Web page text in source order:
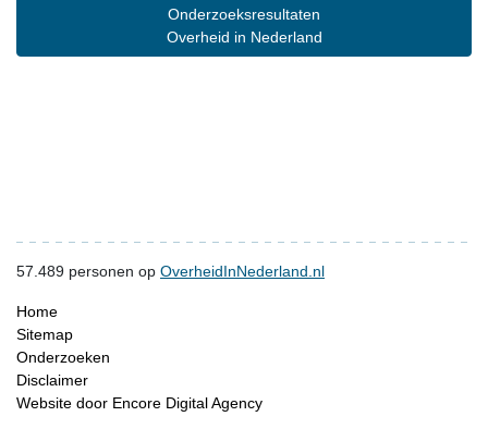
Onderzoeksresultaten
Overheid in Nederland
57.489 personen op OverheidInNederland.nl
Home
Sitemap
Onderzoeken
Disclaimer
Website door Encore Digital Agency